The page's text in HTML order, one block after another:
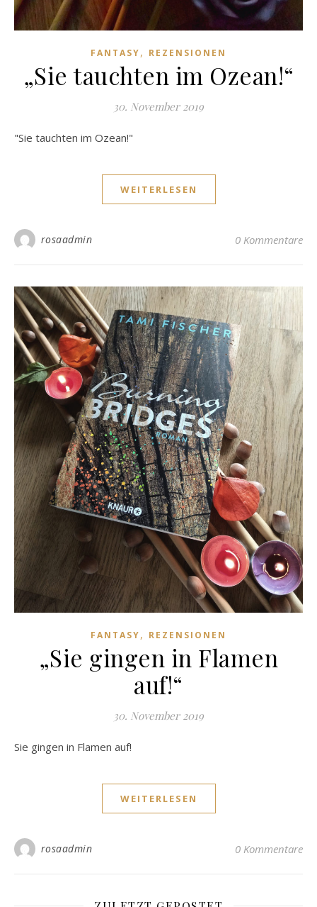
FANTASY, REZENSIONEN
„Sie tauchten im Ozean!“
30. November 2019
"Sie tauchten im Ozean!"
WEITERLESEN
rosaadmin 0 Kommentare
FANTASY, REZENSIONEN
„Sie gingen in Flamen
auf!“
30. November 2019
Sie gingen in Flamen auf!
WEITERLESEN
rosaadmin 0 Kommentare